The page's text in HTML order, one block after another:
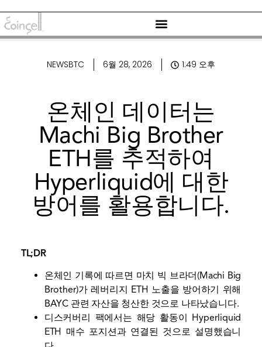
NEWSBTC 6월 28, 2026 1:49 오후
온체인 데이터는
Machi Big Brother
ETH를 추적하여
Hyperliquid에 대한
방어를 활용합니다.
TL;DR
온체인 기록에 따르면 마치 빅 브라더(Machi Big
Brother)가 레버리지 ETH 노출을 방어하기 위해
BAYC 관련 자산을 청산한 것으로 나타났습니다.
디스커버리 팩에서는 해당 활동이 Hyperliquid
ETH 매수 포지션과 연결된 것으로 설명했습니